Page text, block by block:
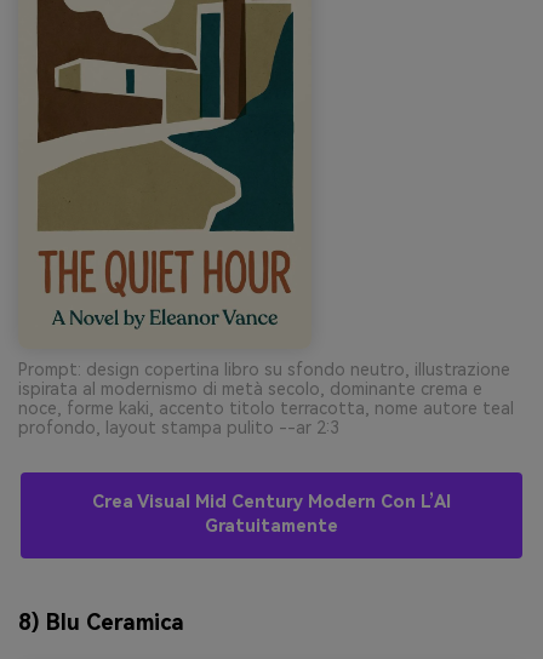
Prompt: design copertina libro su sfondo neutro, illustrazione
ispirata al modernismo di metà secolo, dominante crema e
noce, forme kaki, accento titolo terracotta, nome autore teal
profondo, layout stampa pulito --ar 2:3
Crea Visual Mid Century Modern Con L’AI
Gratuitamente
8) Blu Ceramica